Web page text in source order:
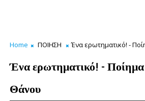
Home ΠΟΙΗΣΗ Ένα ερωτηματικό! -
Ένα ερωτηματικό! -
Θάνου